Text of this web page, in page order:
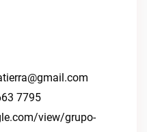
7795
view/grupo-